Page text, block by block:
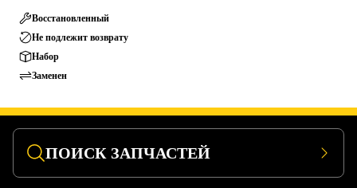
Восстановленный
Не подлежит возврату
Набор
Заменен
ПОИСК ЗАПЧАСТЕЙ